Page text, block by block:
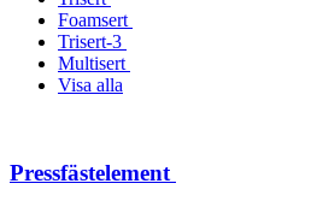
Foamsert
Trisert-3
Multisert
Visa alla
Pressfästelement